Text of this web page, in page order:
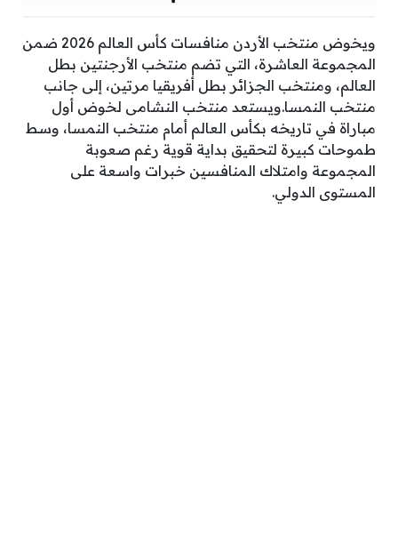
ويخوض منتخب الأردن منافسات كأس العالم 2026 ضمن
المجموعة العاشرة، التي تضم منتخب الأرجنتين بطل
العالم، ومنتخب الجزائر بطل أفريقيا مرتين، إلى جانب
منتخب النمسا.ويستعد منتخب النشامى لخوض أول
مباراة في تاريخه بكأس العالم أمام منتخب النمسا، وسط
طموحات كبيرة لتحقيق بداية قوية رغم صعوبة
المجموعة وامتلاك المنافسين خبرات واسعة على
المستوى الدولي.